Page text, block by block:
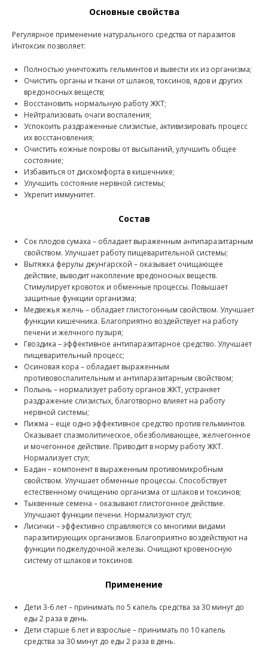
Основные свойства
Регулярное применение натурального средства от паразитов
Интоксик позволяет:
Полностью уничтожить гельминтов и вывести их из организма;
Очистить органы и ткани от шлаков, токсинов, ядов и других
вредоносных веществ;
Восстановить нормальную работу ЖКТ;
Нейтрализовать очаги воспаления;
Успокоить раздраженные слизистые, активизировать процесс
их восстановления;
Очистить кожные покровы от высыпаний, улучшить общее
состояние;
Избавиться от дискомфорта в кишечнике;
Улучшить состояние нервной системы;
Укрепит иммунитет.
Состав
Сок плодов сумаха – обладает выраженным антипаразитарным
свойством. Улучшает работу пищеварительной системы;
Вытяжка ферулы джунгарской – оказывает очищающее
действие, выводит накопление вредоносных веществ.
Стимулирует кровоток и обменные процессы. Повышает
защитные функции организма;
Медвежья желчь – обладает глистогонным свойством. Улучшает
функции кишечника. Благоприятно воздействует на работу
печени и желчного пузыря;
Гвоздика – эффективное антипаразитарное средство. Улучшает
пищеварительный процесс;
Осиновая кора – обладает выраженным
противовоспалительным и антипаразитарным свойством;
Полынь – нормализует работу органов ЖКТ, устраняет
раздражение слизистых, благотворно влияет на работу
нервной системы;
Пижма – еще одно эффективное средство против гельминтов.
Оказывает спазмолитическое, обезболивающее, желчегонное
и мочегонное действие. Приводит в норму работу ЖКТ.
Нормализует стул;
Бадан – компонент в выраженным противомикробным
свойством. Улучшает обменные процессы. Способствует
естественному очищению организма от шлаков и токсинов;
Тыквенные семена – оказывают глистогонное действие.
Улучшают функции печени. Нормализуют стул;
Лисички – эффективно справляются со многими видами
паразитирующих организмов. Благоприятно воздействуют на
функции поджелудочной железы. Очищают кровеносную
систему от шлаков и токсинов.
Применение
Дети 3-6 лет – принимать по 5 капель средства за 30 минут до
еды 2 раза в день.
Дети старше 6 лет и взрослые – принимать по 10 капель
средства за 30 минут до еды 2 раза в день.